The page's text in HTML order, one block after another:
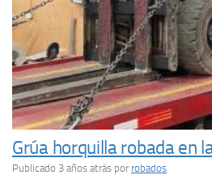
Grúa horquilla robada en
Publicado 3 años atrás por robados